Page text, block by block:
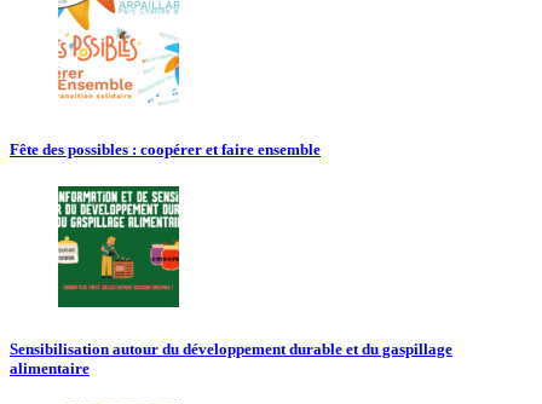
Fête des possibles : coopérer et faire ensemble
Sensibilisation autour du développement durable et du gaspillage
alimentaire